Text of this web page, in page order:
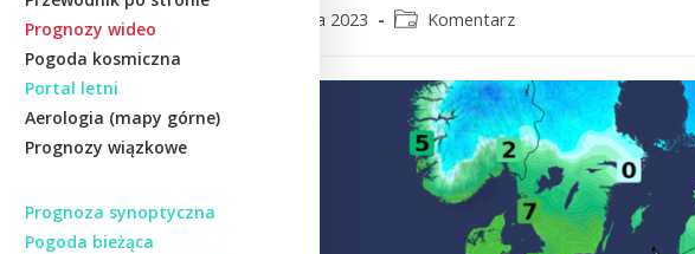
Prognozy wideo
Pogoda kosmiczna
Portal letni
Aerologia (mapy górne)
Prognozy wiązkowe
Prognoza synoptyczna
Pogoda bieżąca
28 marca 2023 Komentarz